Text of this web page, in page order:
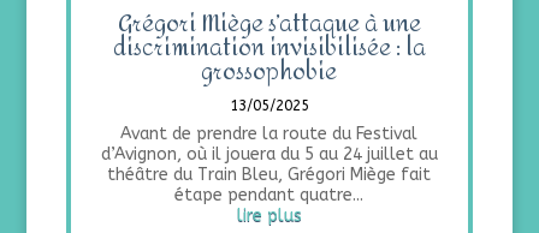
Grégori Miège s’attaque à une
discrimination invisibilisée : la
grossophobie
13/05/2025
Avant de prendre la route du Festival
d’Avignon, où il jouera du 5 au 24 juillet au
théâtre du Train Bleu, Grégori Miège fait
étape pendant quatre...
lire plus